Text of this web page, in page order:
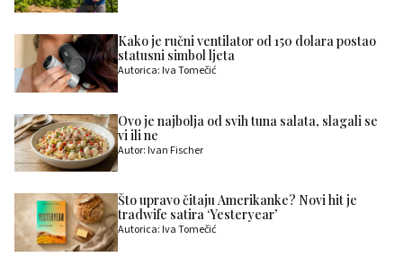
Kako je ručni ventilator od 150 dolara postao
statusni simbol ljeta
Autorica: Iva Tomečić
Ovo je najbolja od svih tuna salata, slagali se
vi ili ne
Autor: Ivan Fischer
Što upravo čitaju Amerikanke? Novi hit je
tradwife satira ‘Yesteryear’
Autorica: Iva Tomečić